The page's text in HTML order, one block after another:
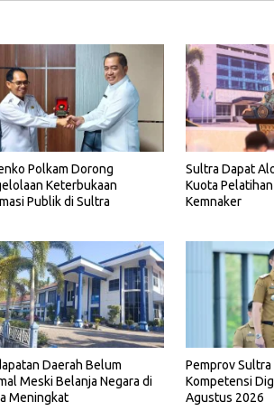
Polkam Dorong
Keterbukaan
Publik di Sultra
Sultra Dapat
Kuota
Kemnaker
Daerah Belum
Meski Belanja Negara di
Meningkat
Pemprov
Kompetensi
Agustus 2026